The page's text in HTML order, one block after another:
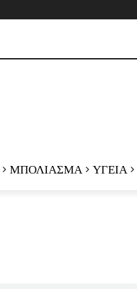
ΜΠΟΛΙΑΣΜΑ ΥΓΕΙΑ